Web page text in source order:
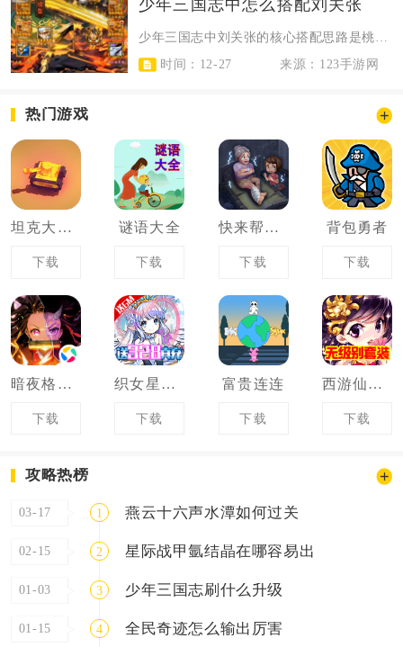
少年三国志中怎么搭配刘关张
时间：12-27
来源：123手游网
热门游戏
坦克大乱斗
下载
谜语大全
下载
快来帮帮她
下载
背包勇者
下载
暗夜格斗决战无限城
下载
织女星计划
下载
富贵连连
下载
西游仙魔传
下载
攻略热榜
03-17 1 燕云十六声水潭如何过关
02-15 2 星际战甲氩结晶在哪容易出
01-03 3 少年三国志刷什么升级
01-15 4 全民奇迹怎么输出厉害